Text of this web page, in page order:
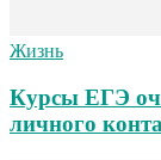
Жизнь
Курсы ЕГЭ
личного